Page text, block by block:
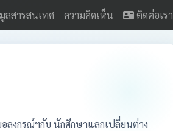
ลสารสนเทศ ความคิดเห็น ติดต่อเรา
ลงกรณ์ฯกับ นักศึกษาแลกเปลี่ยนต่าง